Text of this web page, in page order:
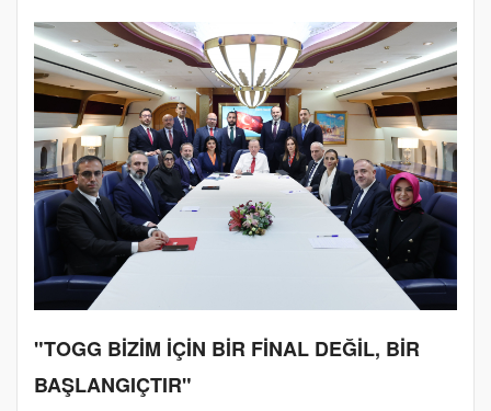
"TOGG BİZİM İÇİN BİR FİNAL DEĞİL, BİR
BAŞLANGIÇTIR"